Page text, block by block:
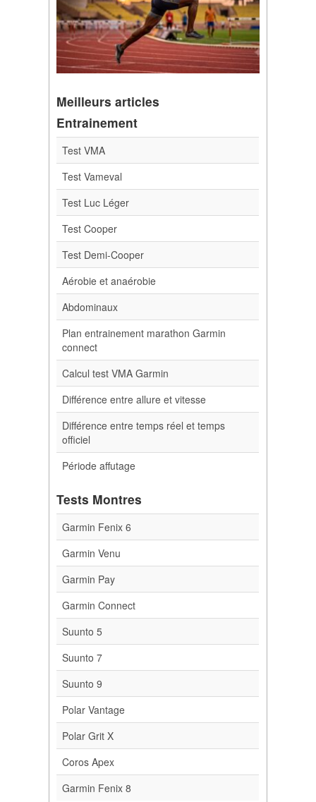
Meilleurs articles
Entrainement
Test VMA
Test Vameval
Test Luc Léger
Test Cooper
Test Demi-Cooper
Aérobie et anaérobie
Abdominaux
Plan entrainement marathon Garmin
connect
Calcul test VMA Garmin
Différence entre allure et vitesse
Différence entre temps réel et temps
officiel
Période affutage
Tests Montres
Garmin Fenix 6
Garmin Venu
Garmin Pay
Garmin Connect
Suunto 5
Suunto 7
Suunto 9
Polar Vantage
Polar Grit X
Coros Apex
Garmin Fenix 8